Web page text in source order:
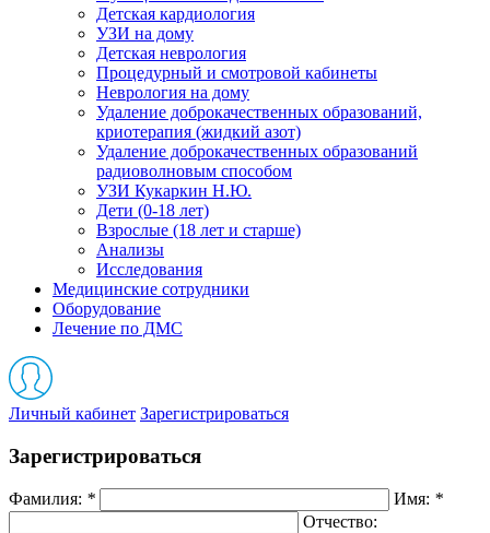
Детская кардиология
УЗИ на дому
Детская неврология
Процедурный и смотровой кабинеты
Неврология на дому
Удаление доброкачественных образований,
криотерапия (жидкий азот)
Удаление доброкачественных образований
радиоволновым способом
УЗИ Кукаркин Н.Ю.
Дети (0-18 лет)
Взрослые (18 лет и старше)
Анализы
Исследования
Медицинские сотрудники
Оборудование
Лечение по ДМС
Личный кабинет Зарегистрироваться
Зарегистрироваться
Фамилия: * Имя: *
Отчество: